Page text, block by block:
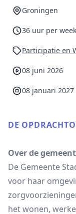
Groningen
36 uur per week
Participatie en
08 juni 2026
08 januari 2027
DE
Over de
De Gemeente
voor haar
het wonen,